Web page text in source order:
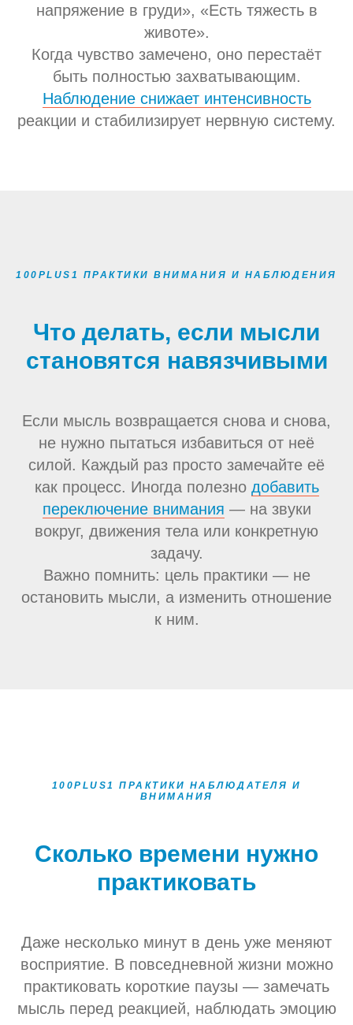
напряжение в груди», «Есть тяжесть в
животе».
Когда чувство замечено, оно перестаёт
быть полностью захватывающим.
Наблюдение снижает интенсивность
реакции и стабилизирует нервную систему.
100PLUS1 ПРАКТИКИ ВНИМАНИЯ И НАБЛЮДЕНИЯ
Что делать, если мысли
становятся навязчивыми
Если мысль возвращается снова и снова,
не нужно пытаться избавиться от неё
силой. Каждый раз просто замечайте её
как процесс. Иногда полезно добавить
переключение внимания — на звуки
вокруг, движения тела или конкретную
задачу.
Важно помнить: цель практики — не
остановить мысли, а изменить отношение
к ним.
100PLUS1 ПРАКТИКИ НАБЛЮДАТЕЛЯ И
ВНИМАНИЯ
Сколько времени нужно
практиковать
Даже несколько минут в день уже меняют
восприятие. В повседневной жизни можно
практиковать короткие паузы — замечать
мысль перед реакцией, наблюдать эмоцию